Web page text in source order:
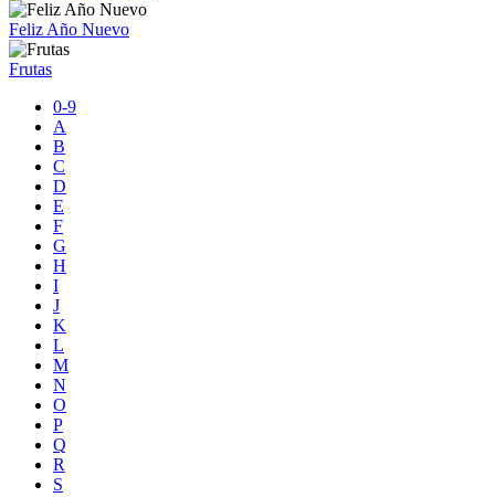
Feliz Año Nuevo
Frutas
0-9
A
B
C
D
E
F
G
H
I
J
K
L
M
N
O
P
Q
R
S